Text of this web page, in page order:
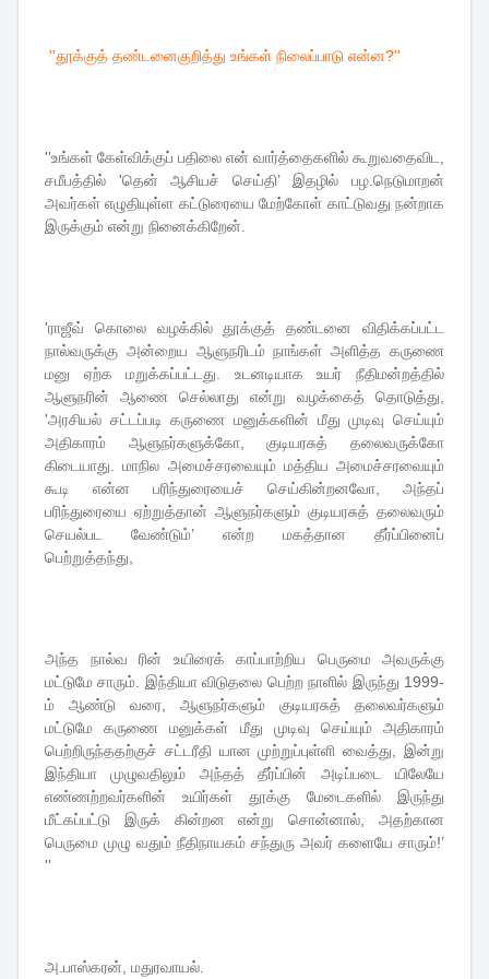
''தூக்குத் தண்டனைகுறித்து உங்கள் நிலைப்பாடு என்ன?''
''உங்கள் கேள்விக்குப் பதிலை என் வார்த்தைகளில் கூறுவதைவிட,
சமீபத்தில் 'தென் ஆசியச் செய்தி’ இதழில் பழ.நெடுமாறன்
அவர்கள் எழுதியுள்ள கட்டுரையை மேற்கோள் காட்டுவது நன்றாக
இருக்கும் என்று நினைக்கிறேன்.
'ராஜீவ் கொலை வழக்கில் தூக்குத் தண்டனை விதிக்கப்பட்ட
நால்வருக்கு அன்றைய ஆளுநரிடம் நாங்கள் அளித்த கருணை
மனு ஏற்க மறுக்கப்பட்டது. உடனடியாக உயர் நீதிமன்றத்தில்
ஆளுநரின் ஆணை செல்லாது என்று வழக்கைத் தொடுத்து,
'அரசியல் சட்டப்படி கருணை மனுக்களின் மீது முடிவு செய்யும்
அதிகாரம் ஆளுநர்களுக்கோ, குடியரசுத் தலைவருக்கோ
கிடையாது. மாநில அமைச்சரவையும் மத்திய அமைச்சரவையும்
கூடி என்ன பரிந்துரையைச் செய்கின்றனவோ, அந்தப்
பரிந்துரையை ஏற்றுத்தான் ஆளுநர்களும் குடியரசுத் தலைவரும்
செயல்பட வேண்டும்’ என்ற மகத்தான தீர்ப்பினைப்
பெற்றுத்தந்து,
அந்த நால்வ ரின் உயிரைக் காப்பாற்றிய பெருமை அவருக்கு
மட்டுமே சாரும். இந்தியா விடுதலை பெற்ற நாளில் இருந்து 1999-
ம் ஆண்டு வரை, ஆளுநர்களும் குடியரசுத் தலைவர்களும்
மட்டுமே கருணை மனுக்கள் மீது முடிவு செய்யும் அதிகாரம்
பெற்றிருந்ததற்குச் சட்டரீதி யான முற்றுப்புள்ளி வைத்து, இன்று
இந்தியா முழுவதிலும் அந்தத் தீர்ப்பின் அடிப்படை யிலேயே
எண்ணற்றவர்களின் உயிர்கள் தூக்கு மேடைகளில் இருந்து
மீட்கப்பட்டு இருக் கின்றன என்று சொன்னால், அதற்கான
பெருமை முழு வதும் நீதிநாயகம் சந்துரு அவர் களையே சாரும்!’
''
அ.பாஸ்கரன், மதுரவாயல்.